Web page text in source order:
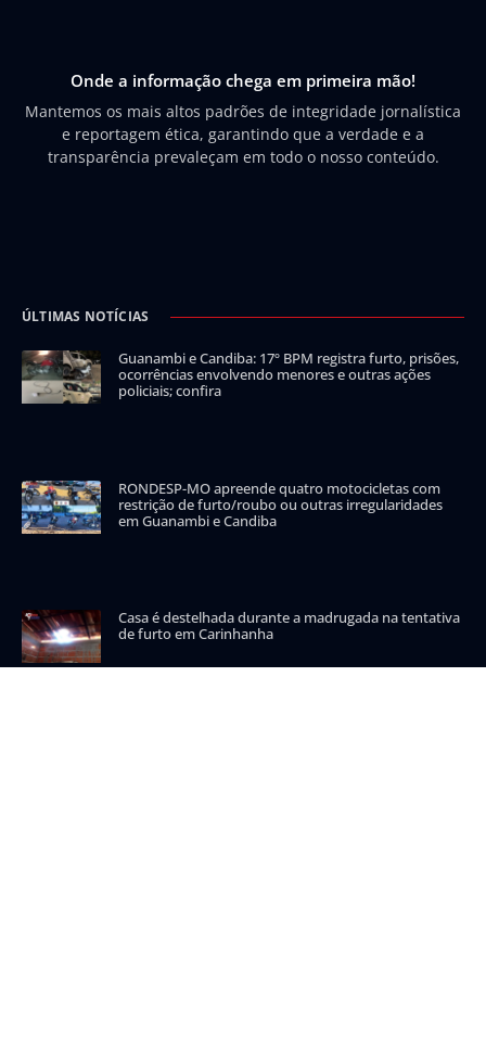
Onde a informação chega em primeira mão!
Mantemos os mais altos padrões de integridade jornalística
e reportagem ética, garantindo que a verdade e a
transparência prevaleçam em todo o nosso conteúdo.
ÚLTIMAS NOTÍCIAS
Guanambi e Candiba: 17º BPM registra furto, prisões,
ocorrências envolvendo menores e outras ações
policiais; confira
RONDESP-MO apreende quatro motocicletas com
restrição de furto/roubo ou outras irregularidades
em Guanambi e Candiba
Casa é destelhada durante a madrugada na tentativa
de furto em Carinhanha